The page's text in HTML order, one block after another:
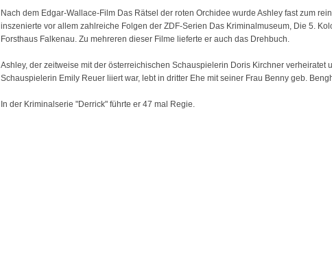
Nach dem Edgar-Wallace-Film Das Rätsel der roten Orchidee wurde Ashley fast zum
inszenierte vor allem zahlreiche Folgen der ZDF-Serien Das Kriminalmuseum, Die 5.
Forsthaus Falkenau. Zu mehreren dieser Filme lieferte er auch das Drehbuch.
Ashley, der zeitweise mit der österreichischen Schauspielerin Doris Kirchner verheiratet
Schauspielerin Emily Reuer liiert war, lebt in dritter Ehe mit seiner Frau Benny geb.
In der Kriminalserie "Derrick" führte er 47 mal Regie.